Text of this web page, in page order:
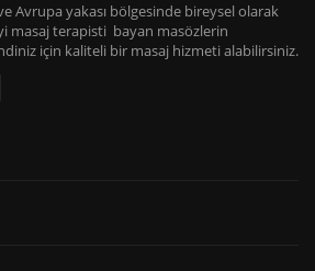
Avrupa yakası bölgesinde bireysel olarak
masaj terapisti bayan masözlerin
için kaliteli bir masaj hizmeti alabilirsiniz.